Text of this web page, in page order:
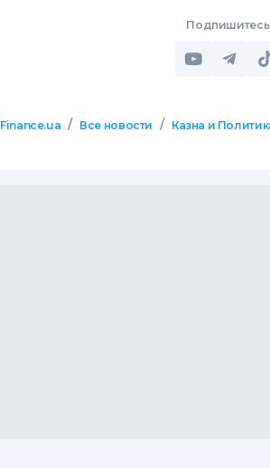
Подпишитесь
Finance.ua / Все новости / Казна и